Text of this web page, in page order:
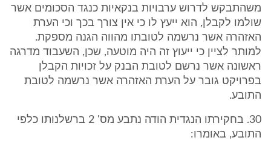
משהתבקש לדרוש ערבויות בנקאיות כנגד הסכומים אשר
שולמו לקבלן, הוא ייעץ לו כי אין צורך בכך וכי הערת
האזהרה אשר נרשמה לטובתו מהווה הגנה מספקת.
למותר לציין כי ייעוץ זה היה מוטעה, שכן, השעבוד מדרגה
ראשונה אשר נרשם לטובת הבנק על זכויות הקבלן
בפרויקט גובר על הערת האזהרה אשר נרשמה לטובת
התובע.
30. בחקירתו הנגדית הודה נתבע מס' 2 ברשלנותו כלפי
התובע, באומרו: